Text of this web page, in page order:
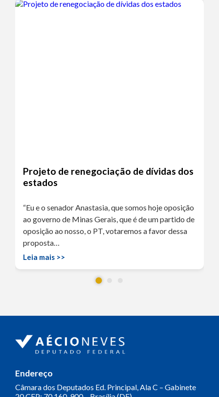
Projeto de renegociação de dívidas dos
estados
“Eu e o senador Anastasia, que somos hoje oposição
ao governo de Minas Gerais, que é de um partido de
oposição ao nosso, o PT, votaremos a favor dessa
proposta…
Leia mais >>
Endereço
Câmara dos Deputados Ed. Principal, Ala C – Gabinete